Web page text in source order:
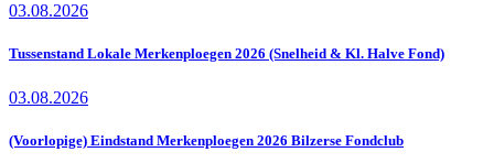
03.08.2026
Tussenstand Lokale Merkenploegen 2026 (Snelheid & Kl. Halve Fond)
03.08.2026
(Voorlopige) Eindstand Merkenploegen 2026 Bilzerse Fondclub